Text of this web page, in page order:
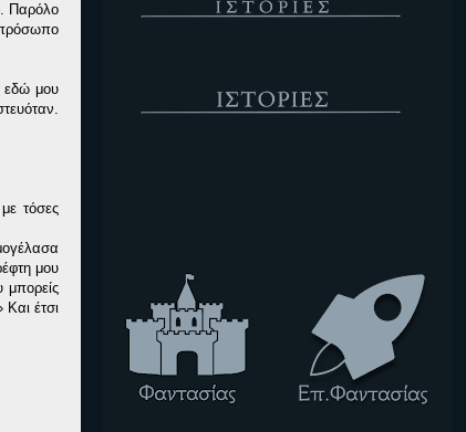
Παρόλο
πρόσωπο
εδώ μου
τόσες
μου
μπορείς
έτσι